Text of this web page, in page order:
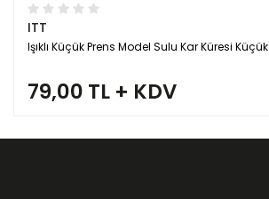
ITT
Işıklı Küçük Prens Model Sulu Kar Küresi Küçük
79,00 TL + KDV